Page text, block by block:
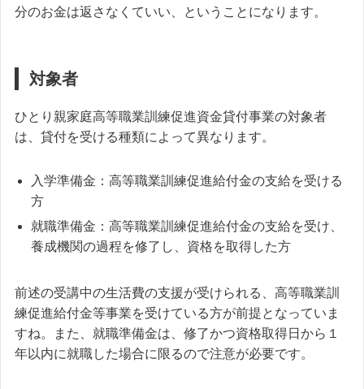
分のお金は返さなくていい、ということになります。
対象者
ひとり親家庭高等職業訓練促進資金貸付事業の対象者
は、貸付を受ける種類によって異なります。
入学準備金：高等職業訓練促進給付金の支給を受ける
方
就職準備金：高等職業訓練促進給付金の支給を受け、
養成機関の過程を修了し、資格を取得した方
前述の受講中の生活費の支援が受けられる、高等職業訓
練促進給付金等事業を受けている方が前提となっていま
すね。また、就職準備金は、修了かつ資格取得日から１
年以内に就職した場合に限るので注意が必要です。